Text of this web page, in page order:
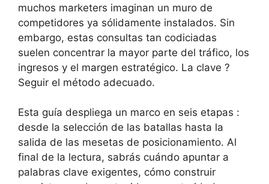
muchos marketers imaginan un muro de
competidores ya sólidamente instalados. Sin
embargo, estas consultas tan codiciadas
suelen concentrar la mayor parte del tráfico, los
ingresos y el margen estratégico. La clave ?
Seguir el método adecuado.
Esta guía despliega un marco en seis etapas :
desde la selección de las batallas hasta la
salida de las mesetas de posicionamiento. Al
final de la lectura, sabrás cuándo apuntar a
palabras clave exigentes, cómo construir